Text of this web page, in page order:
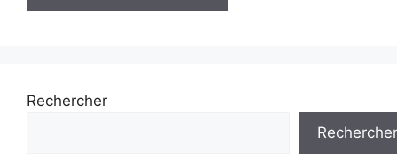
Rechercher
Rechercher